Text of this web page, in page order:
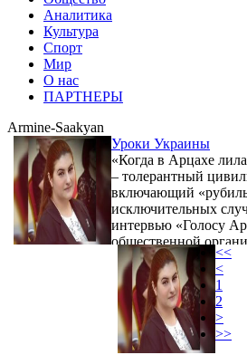
Аналитика
Культура
Спорт
Мир
О нас
ПАРТНЕРЫ
Armine-Saakyan
Уроки Украины
«Когда в Арцахе
– толерантный
включающий
исключительных
интервью «Голосу
общественной
армянского
<<
<
1
2
>
>>